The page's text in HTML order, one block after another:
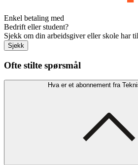
Enkel betaling med
Bedrift eller student?
Sjekk om din arbeidsgiver eller skole har
Sjekk
Ofte stilte spørsmål
Hva er et abonnement fra